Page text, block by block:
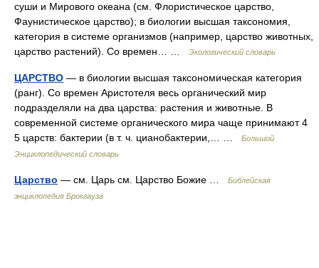
суши и Мирового океана (см. Флористическое царство,
Фаунистическое царство); в биологии высшая таксономия,
категория в системе организмов (например, царство животных,
царство растений). Со времен… …
Экологический словарь
ЦАРСТВО — в биологии высшая таксономическая категория
(ранг). Со времен Аристотеля весь органический мир
подразделяли на два царства: растения и животные. В
современной системе органического мира чаще принимают 4
5 царств: бактерии (в т. ч. цианобактерии,… …
Большой
Энциклопедический словарь
Царство — см. Царь см. Царство Божие …
Библейская
энциклопедия Брокгауза